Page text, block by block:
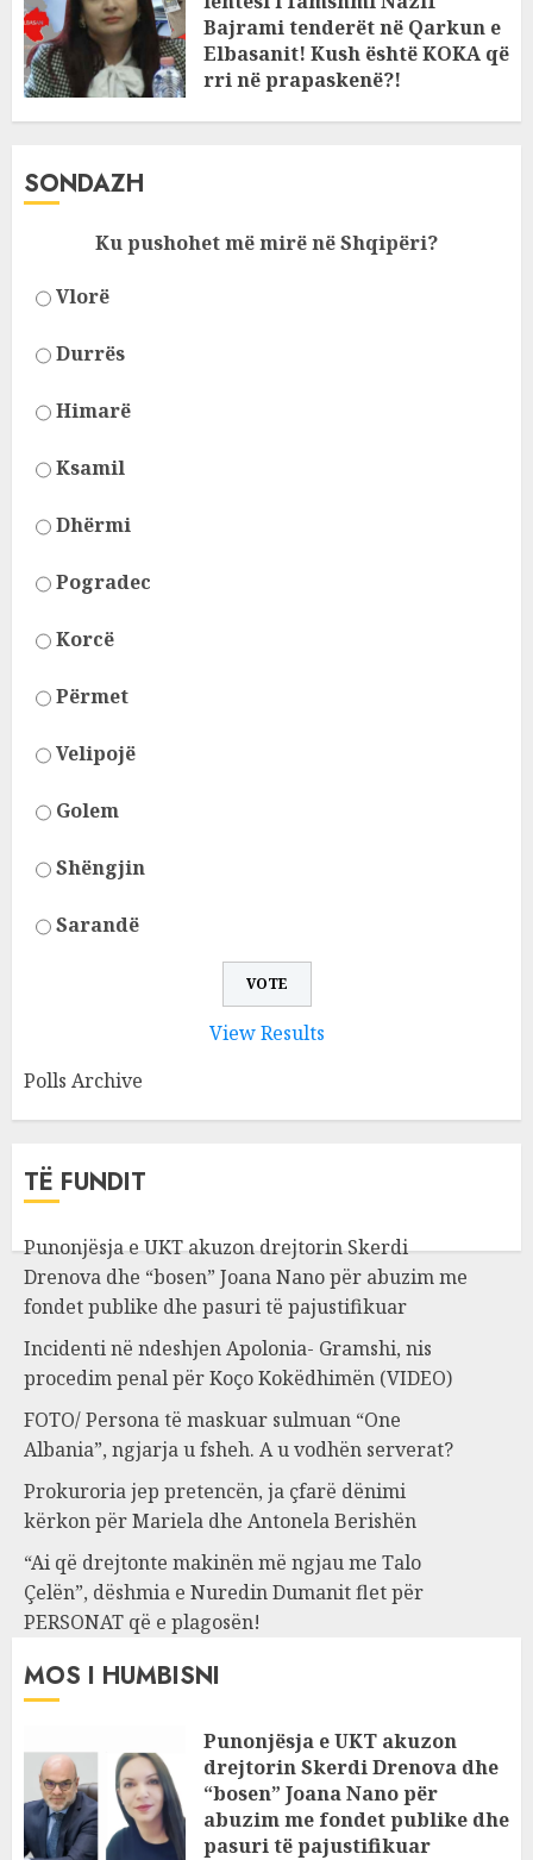
Bajrami tenderët në Qarkun e
Elbasanit! Kush është KOKA që
rri në prapaskenë?!
SONDAZH
Ku pushohet më mirë në Shqipëri?
Vlorë
Durrës
Himarë
Ksamil
Dhërmi
Pogradec
Korcë
Përmet
Velipojë
Golem
Shëngjin
Sarandë
View Results
Polls Archive
TË FUNDIT
Punonjësja e UKT akuzon drejtorin Skerdi
Drenova dhe “bosen” Joana Nano për abuzim me
fondet publike dhe pasuri të pajustifikuar
Incidenti në ndeshjen Apolonia- Gramshi, nis
procedim penal për Koço Kokëdhimën (VIDEO)
FOTO/ Persona të maskuar sulmuan “One
Albania”, ngjarja u fsheh. A u vodhën serverat?
Prokuroria jep pretencën, ja çfarë dënimi
kërkon për Mariela dhe Antonela Berishën
“Ai që drejtonte makinën më ngjau me Talo
Çelën”, dëshmia e Nuredin Dumanit flet për
PERSONAT që e plagosën!
MOS I HUMBISNI
Punonjësja e UKT akuzon
drejtorin Skerdi Drenova dhe
“bosen” Joana Nano për
abuzim me fondet publike dhe
pasuri të pajustifikuar